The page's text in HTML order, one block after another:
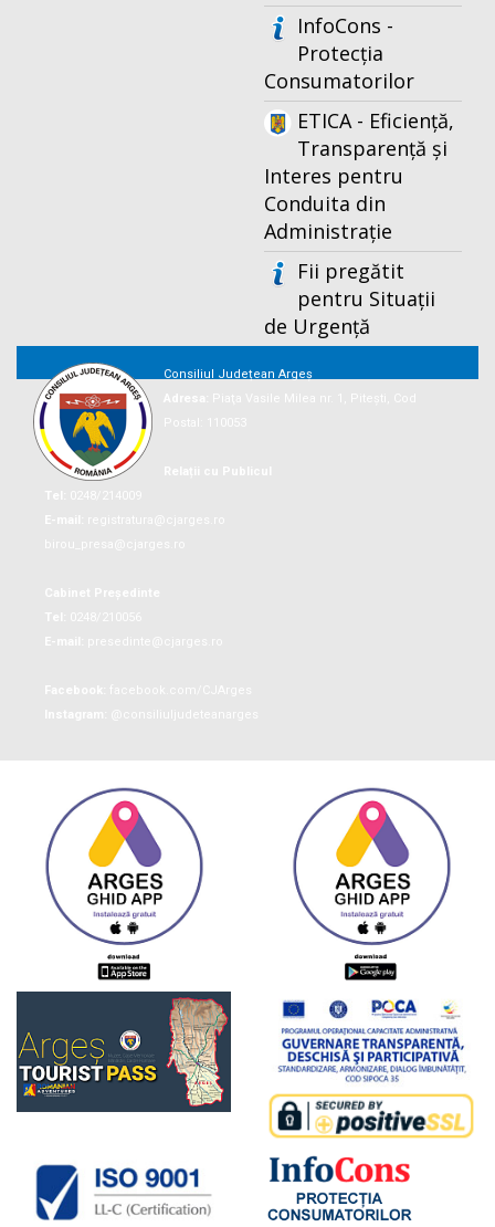
InfoCons -
Protecția
Consumatorilor
ETICA - Eficiență,
Transparență și
Interes pentru
Conduita din
Administrație
Fii pregătit
pentru Situații
de Urgență
Consiliul Județean Argeș